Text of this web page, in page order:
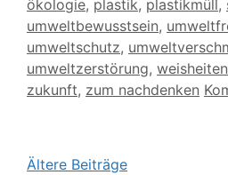
ökologie, plastik, plastikmüll,
umweltbewusstsein,
umweltschutz,
umweltzerstörung, weisheiten
zukunft, zum nachdenken
Ältere Beiträge